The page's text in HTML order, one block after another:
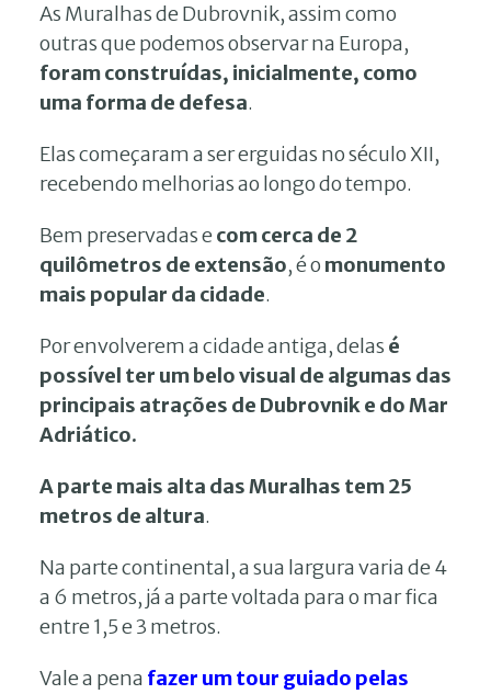
As Muralhas de Dubrovnik, assim como
outras que podemos observar na Europa,
foram construídas, inicialmente, como
uma forma de defesa.
Elas começaram a ser erguidas no século XII,
recebendo melhorias ao longo do tempo.
Bem preservadas ecom cerca de 2
quilômetros de extensão, é o monumento
mais popular da cidade.
Por envolverem a cidade antiga, delas é
possível ter um belo visual de algumas das
principais atrações de Dubrovnik e do Mar
Adriático.
A parte mais alta das Muralhas tem 25
metros de altura.
Na parte continental, a sua largura varia de 4
a 6 metros, já a parte voltada para o mar fica
entre 1,5 e 3 metros.
Vale a pena fazer um tour guiado pelas